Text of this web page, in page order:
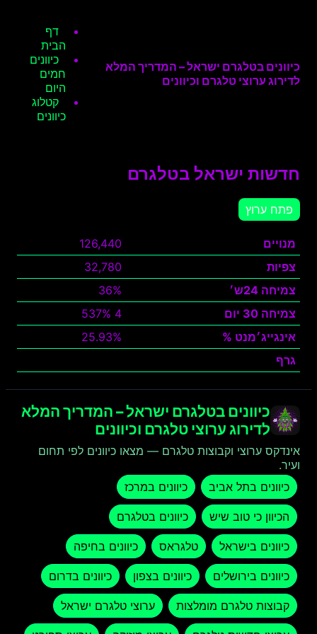
כיוונים בטלגרם ישראל – המדריך המלא
לדירוג ערוצי טלגרם וכיוונים
דף
הבית
כיוונים
חמים
היום
קטלוג
כיוונים
חדשות ישראל בטלגרם
פתח ערוץ
מנויים
126,440
צפיות
32,780
צמיחה 24ש׳
36%
צמיחה 30 יום
4 537%
אינגייג׳מנט %
25.93%
גרף
כיוונים בטלגרם ישראל – המדריך המלא
לדירוג ערוצי טלגרם וכיוונים
אינדקס ערוצי וקבוצות טלגרם — מצאו כיוונים לפי תחום
ועיר.
כיוונים בתל אביב
כיוונים במרכז
הכיוון כי טוב שיש כיוונים בטלגרם
כיוונים בישראל טלגראס כיוונים בחיפה
כיוונים בירושלים כיוונים בצפון כיוונים בדרום
קבוצות טלגרם מומלצות ערוצי טלגרם ישראל